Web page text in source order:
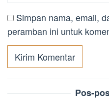
Simpan nama, email,
peramban ini untuk
Pos-